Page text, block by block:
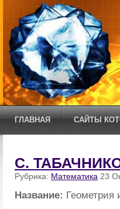
ГЛАВНАЯ САЙТЫ
С.
Рубрика: Математика 23
Название: Геометрия